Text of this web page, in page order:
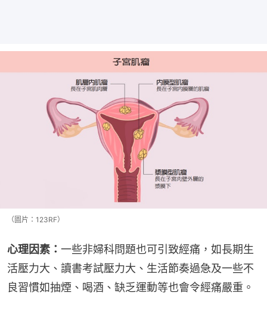
（圖片：123RF）
心理因素： 一些非婦科問題也可引致經痛，如長期生
活壓力大、讀書考試壓力大、生活節奏過急及一些不
良習慣如抽煙、喝酒、缺乏運動等也會令經痛嚴重。